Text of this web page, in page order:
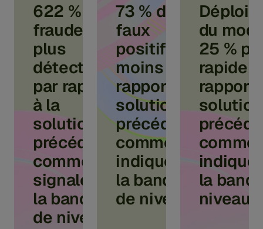
622 % de
fraude en
plus
détectée
par rapport
à la
solution
précédente,
comme
signalé par
la banque
de niveau 1
73 % de
faux
positifs en
moins par
rapport à la
solution
précédente,
comme
indiqué par
la banque
de niveau 1
du
25 %
rapide
rapport
solution
comme
indiqué
la
niveau 1